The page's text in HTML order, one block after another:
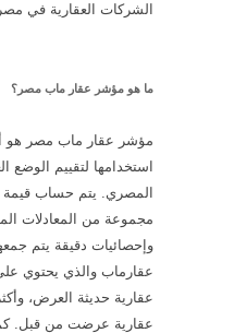
الشركات العقارية في
ما هو مؤشر عقار ماب مصر؟
مؤشر عقار ماب مصر هو
استخدامها لتقييم الوضع
المصري. يتم حساب قيمة
مجموعة من المعادلات
وإحصائيات دقيقة يتم
عقارية عرضت من قبل.